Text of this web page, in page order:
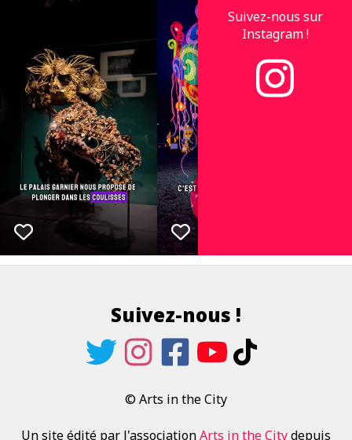
Suivez-nous sur
Instagram !
Suivez-nous !
© Arts in the City
Un site édité par l'associationArts in the Citydepuis